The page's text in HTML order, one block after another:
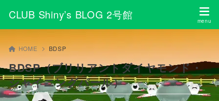
CLUB Shiny’s BLOG 2号館
HOME BDSP
BDSP（ブリリアントダイヤモンド・
シャイニングパール）